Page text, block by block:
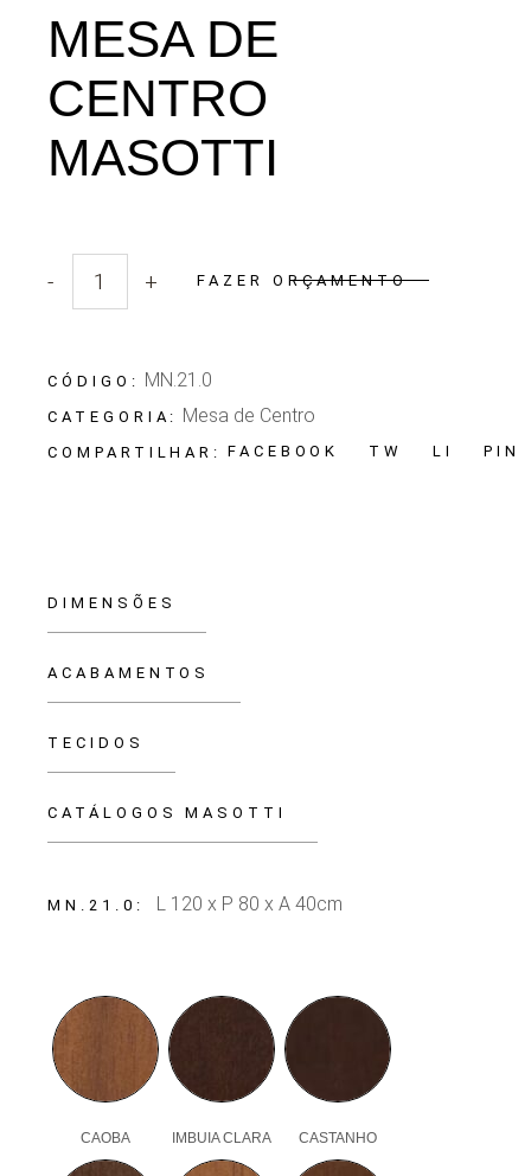
MESA DE
CENTRO
MASOTTI
Quantidade Mesa de Centro Masotti
- + FAZER ORÇAMENTO
CÓDIGO: MN.21.0
CATEGORIA: Mesa de Centro
COMPARTILHAR: FACEBOOK TW LI PIN
DIMENSÕES
ACABAMENTOS
TECIDOS
CATÁLOGOS MASOTTI
MN.21.0 L 120 x P 80 x A 40cm
CAOBA IMBUIA CLARA CASTANHO